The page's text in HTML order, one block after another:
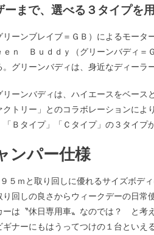
まで、選べる３タイプを
ーンブレイブ＝ＧＢ）によるモータ
ｎ Ｂｕｄｄｙ（グリーンバディ＝
グリーンバディは、身近なディーラ
ーンバディは、ハイエースをベー
トリー」とのコラボレーションに
Ｂタイプ」「Ｃタイプ」の３タイプ
パー仕様
５ｍと取り回しに優れるサイズボデ
回しの良さからウィークデーの日
は〝休日専用車〟なのでは？ と考
ナーにもはうってつけの１台とい